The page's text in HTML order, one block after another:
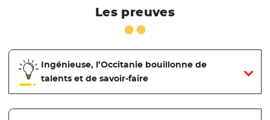
Les preuves
Ingénieuse, l’Occitanie bouillonne de
talents et de savoir-faire